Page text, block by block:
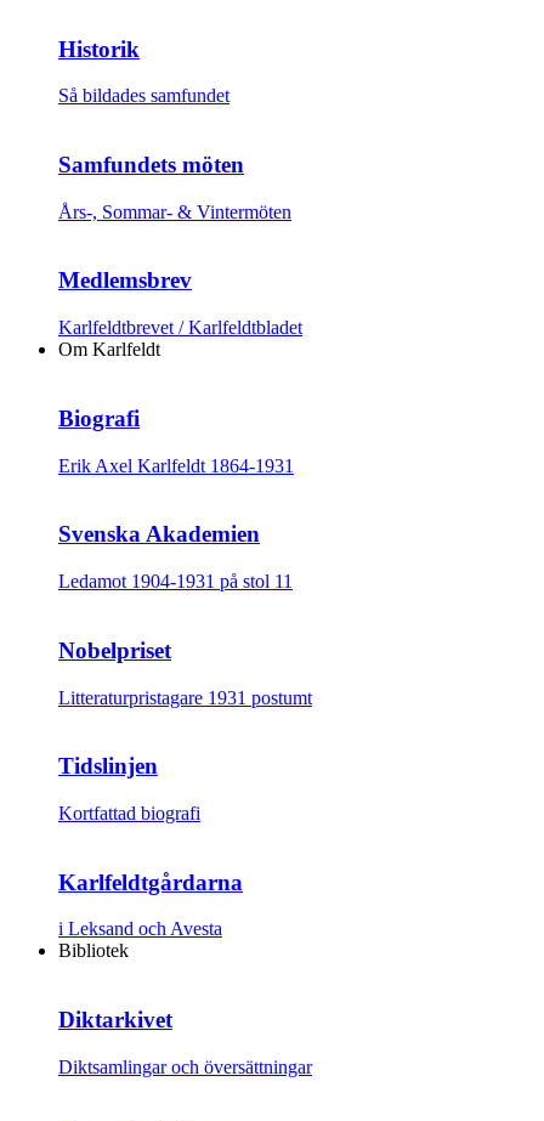
Historik
Så bildades samfundet
Samfundets möten
Års-, Sommar- & Vintermöten
Medlemsbrev
Karlfeldtbrevet / Karlfeldtbladet
Om Karlfeldt
Biografi
Erik Axel Karlfeldt 1864-1931
Svenska Akademien
Ledamot 1904-1931 på stol 11
Nobelpriset
Litteraturpristagare 1931 postumt
Tidslinjen
Kortfattad biografi
Karlfeldtgårdarna
i Leksand och Avesta
Bibliotek
Diktarkivet
Diktsamlingar och översättningar